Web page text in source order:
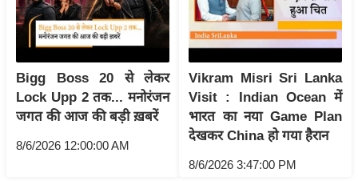
6
क्रा
इ
म
ई
पे
Bigg Boss 20 से लेकर
Lock Upp 2 तक... मनोरंजन
जगत की आज की बड़ी ख़बरें
8/6/2026 12:00:00 AM
Vikram Misri Sri Lanka
Visit : Indian Ocean में
भारत का नया Game Plan
देखकर China हो गया हैरान
8/6/2026 3:47:00 PM